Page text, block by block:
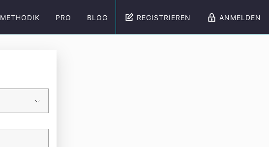
METHODIK PRO BLOG REGISTRIEREN ANMELDEN